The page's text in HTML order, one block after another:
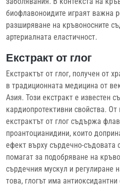
биофлавоноидите играят важна
разширяване на кръвоносните
артериалната еластичност.
Екстракт от глог
Екстрактът от глог, получен от
в традиционната медицина от
Азия. Този екстракт е известен
кардиопротективни свойства. От
екстрактът от глог съдържа
проантоцианидини, които
ефект върху сърдечно-съдовата
помагат за подобряване на
сърдечния мускул и регулиране
това, глогът има